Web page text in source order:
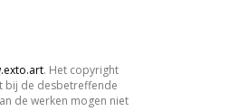
. Het copyright
bij de desbetreffende
de werken mogen niet